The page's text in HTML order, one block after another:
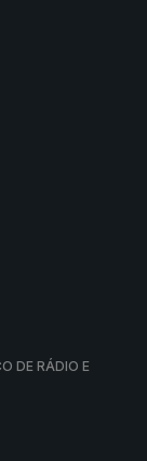
DE RÁDIO E